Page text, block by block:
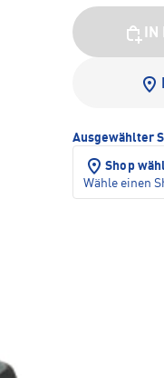
Ausgewählter
Shop
Wähle einen